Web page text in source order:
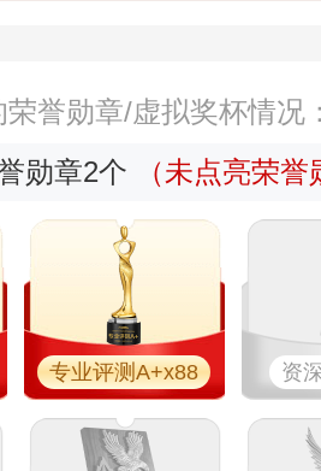
誉勋章/虚拟奖杯情况
勋章2个
（未点亮荣
专业评测A+x88 资